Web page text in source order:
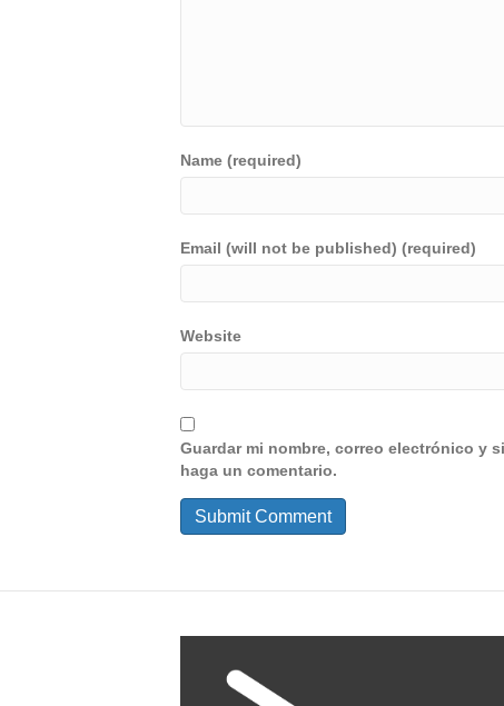
Name (required)
Email (will not be published) (required)
Website
Guardar mi nombre, correo electrónico y
haga un comentario.